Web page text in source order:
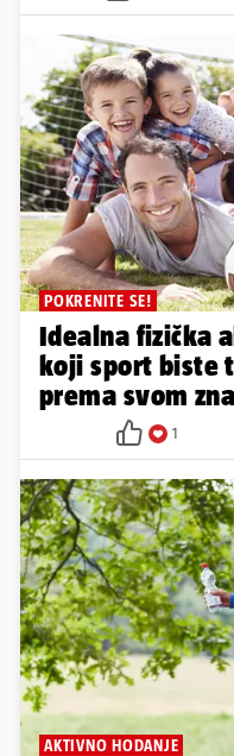
POKRENITE SE!
Idealna fizička
koji sport biste
prema svom
1
AKTIVNO HODANJE